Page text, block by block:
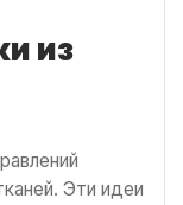
из
Эти идеи